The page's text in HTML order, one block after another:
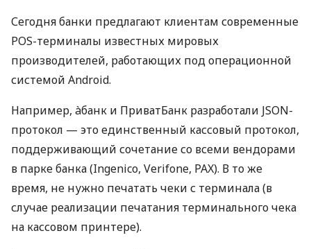
Сегодня банки предлагают клиентам современные
POS-терминалы известных мировых
производителей, работающих под операционной
системой Android.
Например, àбанк и ПриватБанк разработали JSON-
протокол — это единственный кассовый протокол,
поддерживающий сочетание со всеми вендорами
в парке банка (Ingenico, Verifone, PAX). В то же
время, не нужно печатать чеки с терминала (в
случае реализации печатания терминального чека
на кассовом принтере).